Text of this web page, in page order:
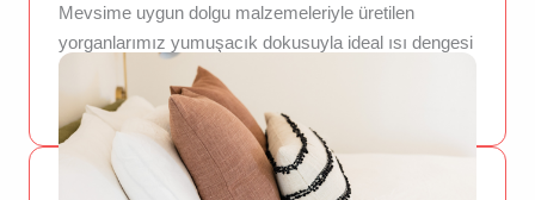
Mevsime uygun dolgu malzemeleriyle üretilen
yorganlarımız yumuşacık dokusuyla ideal ısı dengesi
sunar. Uyku kalitenizi artıran bu ürünlerle her mevsim
huzurlu uykular sizi bekliyor.